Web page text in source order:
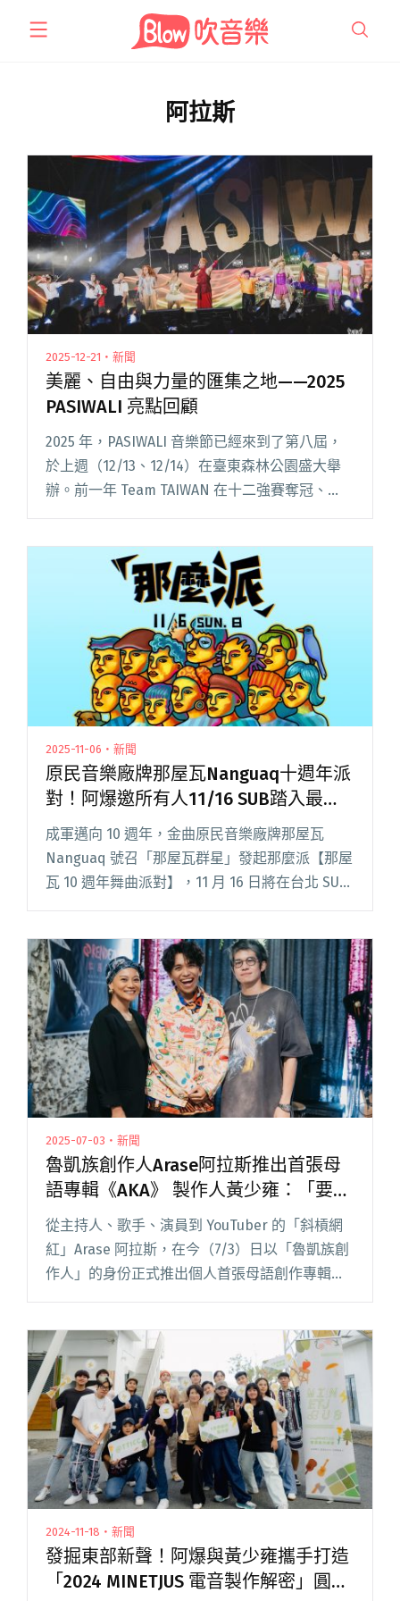
阿拉斯
2025-12-21・新聞
美麗、自由與力量的匯集之地——2025
PASIWALI 亮點回顧
2025 年，PASIWALI 音樂節已經來到了第八屆，
於上週（12/13、12/14）在臺東森林公園盛大舉
辦。前一年 Team TAIWAN 在十二強賽奪冠、
YELLOW黃宣在 PASIWALI 台上高唱著〈We Are
地——2025 PASIWALI 亮點回顧"
2025-11-06・新聞
原民音樂廠牌那屋瓦Nanguaq十週年派
對！阿爆邀所有人11/16 SUB踏入最
「派」舞池
成軍邁向 10 週年，金曲原民音樂廠牌那屋瓦
Nanguaq 號召「那屋瓦群星」發起那麼派【那屋
瓦 10 週年舞曲派對】，11 月 16 日將在台北 SUB
屋瓦Nanguaq十週年派對！阿爆邀所有人11/16
SUB踏入最「派」舞池"
2025-07-03・新聞
魯凱族創作人Arase阿拉斯推出首張母
語專輯《AKA》 製作人黃少雍：「要把
他打造成台灣平井堅！」
從主持人、歌手、演員到 YouTuber 的「斜槓網
紅」Arase 阿拉斯，在今（7/3）日以「魯凱族創
作人」的身份正式推出個人首張母語創作專輯
《AKA》。 昨（7/2）日，他也在台北舉行專輯搶
人，閱讀全文 "魯凱族創作人Arase阿拉斯推出首
張母語專輯《AKA》 製作人黃少雍：「要把他打
造成台灣平井堅！」"
2024-11-18・新聞
發掘東部新聲！阿爆與黃少雍攜手打造
「2024 MINETJUS 電音製作解密」圓滿